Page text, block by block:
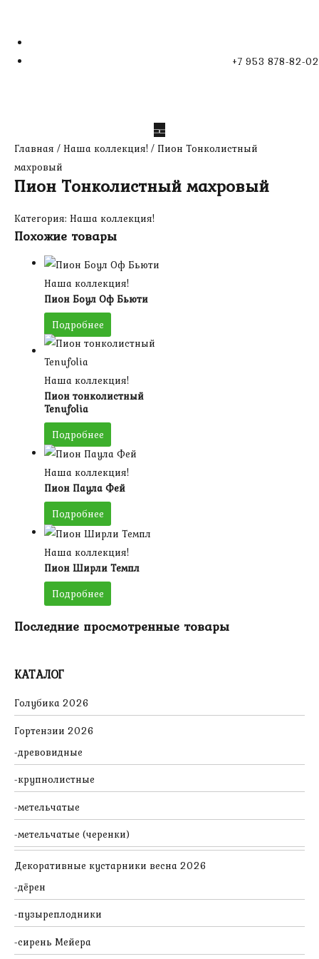
+7 953 878-82-02
КАТАЛОГ
Голубика 2026
Гортензии 2026
древовидные
крупнолистные
метельчатые
метельчатые (черенки)
Декоративные кустарники весна 2026
дёрен
пузыреплодники
сирень Мейера
Главная / Наша коллекция! / Пион Тонколистный
махровый
Пион Тонколистный махровый
Категория: Наша коллекция!
Похожие товары
Наша коллекция!
Пион Боул Оф Бьюти
Подробнее
Наша коллекция!
Пион тонколистный
Tenufolia
Подробнее
Наша коллекция!
Пион Паула Фей
Подробнее
Наша коллекция!
Пион Ширли Темпл
Подробнее
Последние просмотренные товары